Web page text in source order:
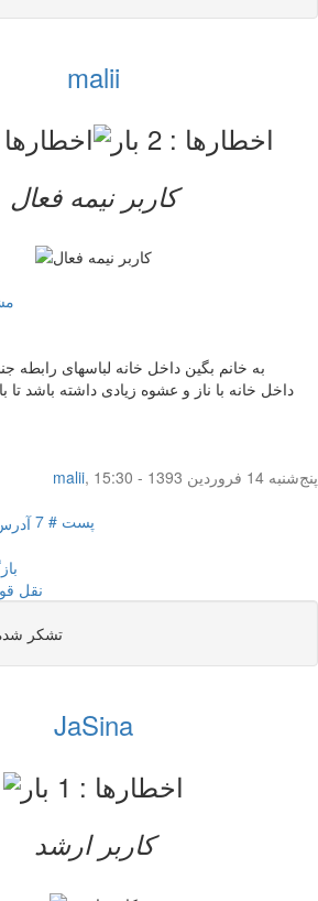
malii
کاربر نيمه فعال
به خانم بگین داخل خانه لباسهای رابطه
داخل خانه با ناز و عشوه زیادی داشته باشد
malii,
پنج‌شنبه 14 فروردین 1393 - 15:30
پست # 7
نقل
تشکر
JaSina
کاربر ارشد